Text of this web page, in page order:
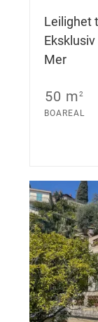
Leilighet
Mer
50 m2
BOAREAL